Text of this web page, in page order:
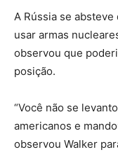
A Rússia se
usar armas
observou que
posição.
“Você não se
americanos e
observou Walker